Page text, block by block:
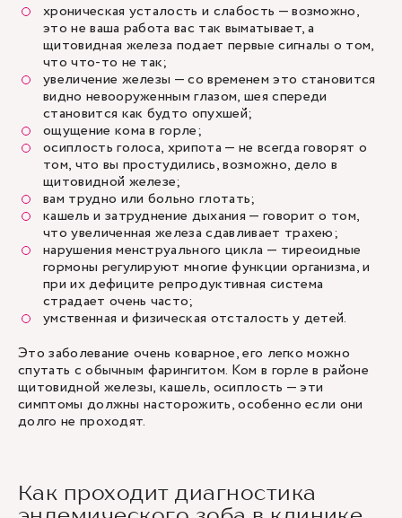
хроническая усталость и слабость — возможно,
это не ваша работа вас так выматывает, а
щитовидная железа подает первые сигналы о том,
что что-то не так;
увеличение железы — со временем это становится
видно невооруженным глазом, шея спереди
становится как будто опухшей;
ощущение кома в горле;
осиплость голоса, хрипота — не всегда говорят о
том, что вы простудились, возможно, дело в
щитовидной железе;
вам трудно или больно глотать;
кашель и затруднение дыхания — говорит о том,
что увеличенная железа сдавливает трахею;
нарушения менструального цикла — тиреоидные
гормоны регулируют многие функции организма, и
при их дефиците репродуктивная система
страдает очень часто;
умственная и физическая отсталость у детей.
Это заболевание очень коварное, его легко можно
спутать с обычным фарингитом. Ком в горле в районе
щитовидной железы, кашель, осиплость — эти
симптомы должны насторожить, особенно если они
долго не проходят.
Как проходит диагностика